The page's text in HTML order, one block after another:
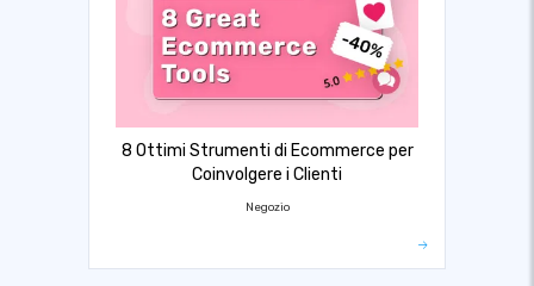
8 Ottimi Strumenti di Ecommerce per
Coinvolgere i Clienti
Negozio